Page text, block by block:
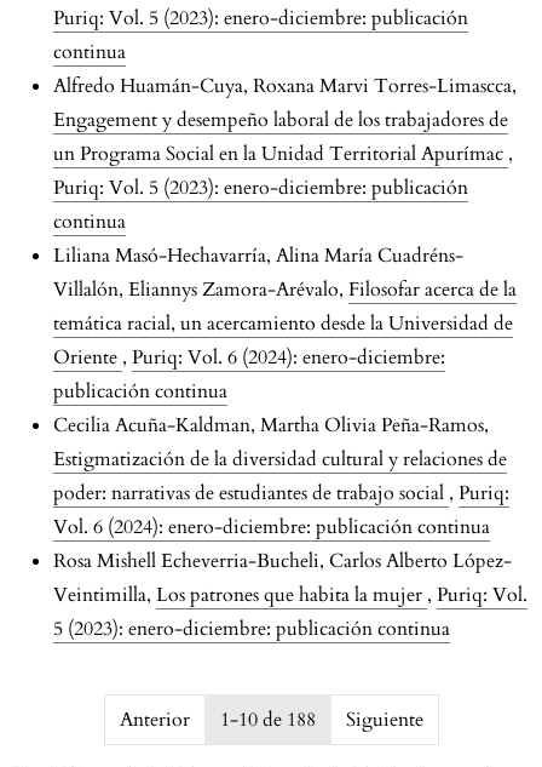
Puriq: Vol. 5 (2023): enero-diciembre: publicación
continua
Alfredo Huamán-Cuya, Roxana Marvi Torres-Limascca,
Engagement y desempeño laboral de los trabajadores de
un Programa Social en la Unidad Territorial Apurímac ,
Puriq: Vol. 5 (2023): enero-diciembre: publicación
continua
Liliana Masó-Hechavarría, Alina María Cuadréns-
Villalón, Eliannys Zamora-Arévalo, Filosofar acerca de la
temática racial, un acercamiento desde la Universidad de
Oriente , Puriq: Vol. 6 (2024): enero-diciembre:
publicación continua
Cecilia Acuña-Kaldman, Martha Olivia Peña-Ramos,
Estigmatización de la diversidad cultural y relaciones de
poder: narrativas de estudiantes de trabajo social , Puriq:
Vol. 6 (2024): enero-diciembre: publicación continua
Rosa Mishell Echeverria-Bucheli, Carlos Alberto López-
Veintimilla, Los patrones que habita la mujer , Puriq: Vol.
5 (2023): enero-diciembre: publicación continua
issue.pagination6a73b4b5a38d8
Anterior 1-10 de 188 Siguiente